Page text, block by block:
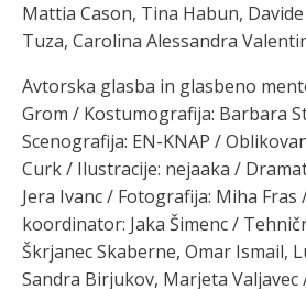
Mattia Cason, Tina Habun,
Tuza, Carolina Alessandra
Avtorska glasba in glasbeno
Grom / Kostumografija: Barbara
Scenografija: EN-KNAP /
Curk / Ilustracije: nejaaka /
Jera Ivanc / Fotografija: Miha Fras
koordinator: Jaka Šimenc /
Škrjanec Skaberne, Omar Ismail,
Sandra Birjukov, Marjeta Valjavec